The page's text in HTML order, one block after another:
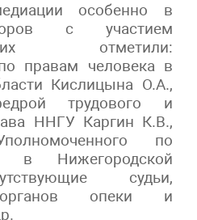
особенно в
с участием
отметили:
правам человека в
Кислицына О.А.,
трудового и
ННГУ Каргин К.В.,
по
в Нижегородской
судьи,
органов опеки и